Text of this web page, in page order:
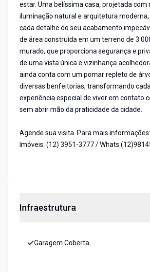
estar. Uma belíssima casa, projetada com
iluminação natural e arquitetura
cada detalhe do seu acabamento
de área construída em um terreno de
murado, que proporciona segurança e
de uma vista única e vizinhança
ainda conta com um pomar repleto de
diversas benfeitorias, transformando
experiência especial de viver em contato
sem abrir mão da praticidade da cidade.
Agende sua visita. Para mais
Imóveis: (12) 3951-3777 / Whats
Infraestrutura
Garagem Coberta